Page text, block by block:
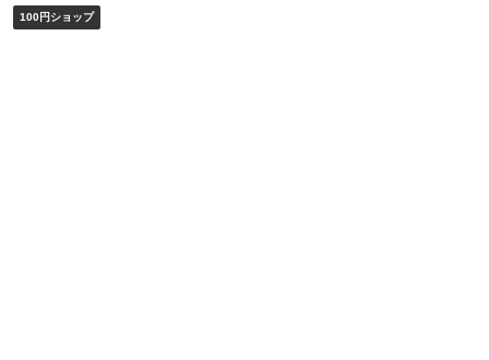
100円ショップ